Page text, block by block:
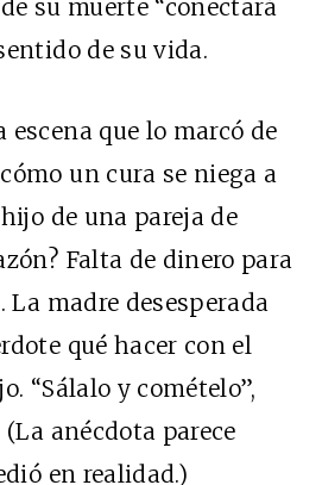
su muerte “conectará
de su vida.
escena que lo marcó de
un cura se niega a
de una pareja de
Falta de dinero para
La madre desesperada
qué hacer con el
“Sálalo y comételo”,
anécdota parece
en realidad.)